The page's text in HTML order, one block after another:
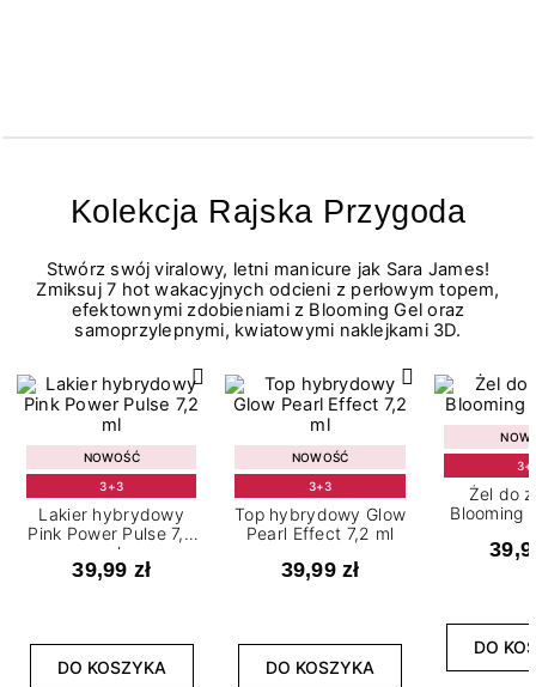
Kolekcja Rajska Przygoda
Stwórz swój viralowy, letni manicure jak Sara James!
Zmiksuj 7 hot wakacyjnych odcieni z perłowym topem,
efektownymi zdobieniami z Blooming Gel oraz
samoprzylepnymi, kwiatowymi naklejkami 3D.
NOWOŚĆ
3+3
Lakier hybrydowy
Pink Power Pulse 7,2
ml
39,99 zł
DO KOSZYKA
NOWOŚĆ
3+3
Top hybrydowy Glow
Pearl Effect 7,2 ml
39,99 zł
DO KOSZYKA
Żel do
Blooming
DO